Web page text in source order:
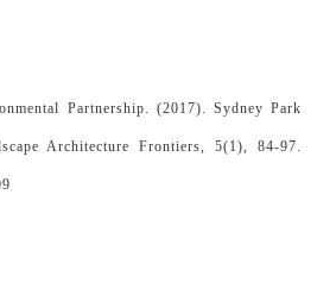
Partnership. (2017). Sydney Park
Architecture Frontiers, 5(1), 84-97.